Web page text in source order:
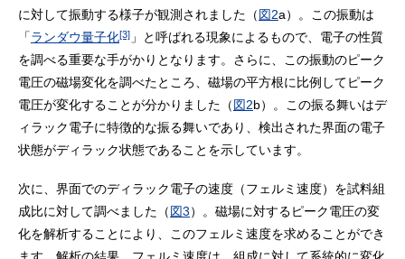
に対して振動する様子が観測されました（図2a）。この振動は
「ランダウ量子化[3] 」と呼ばれる現象によるもので、電子の性質
を調べる重要な手がかりとなります。さらに、この振動のピーク
電圧の磁場変化を調べたところ、磁場の平方根に比例してピーク
電圧が変化することが分かりました（図2b）。この振る舞いはデ
ィラック電子に特徴的な振る舞いであり、検出された界面の電子
状態がディラック状態であることを示しています。
次に、界面でのディラック電子の速度（フェルミ速度）を試料組
成比に対して調べました（図3）。磁場に対するピーク電圧の変
化を解析することにより、このフェルミ速度を求めることができ